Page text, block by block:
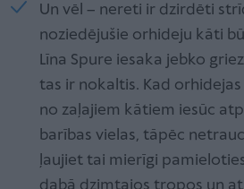
Un vēl – nereti ir dzirdēti
noziedējušie orhideju kāti
Līna Spure iesaka jebko
tas ir nokaltis. Kad
no zaļajiem kātiem iesūc
barības vielas, tāpēc
ļaujiet tai mierīgi
dabā dzimtajos tropos un